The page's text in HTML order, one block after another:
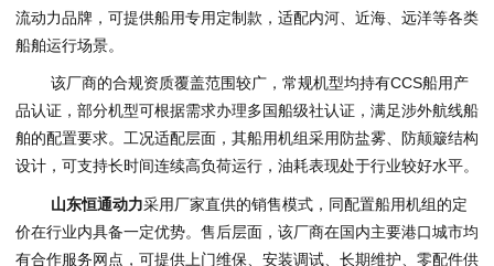
流动力品牌，可提供船用专用定制款，适配内河、近海、远洋等各类
船舶运行场景。
该厂商的合规资质覆盖范围较广，常规机型均持有CCS船用产
品认证，部分机型可根据需求办理多国船级社认证，满足涉外航线船
舶的配置要求。工况适配层面，其船用机组采用防盐雾、防颠簸结构
设计，可支持长时间连续高负荷运行，油耗表现处于行业较好水平。
山东恒通动力采用厂家直供的销售模式，同配置船用机组的定
价在行业内具备一定优势。售后层面，该厂商在国内主要港口城市均
有合作服务网点，可提供上门维保、安装调试、长期维护、零配件供